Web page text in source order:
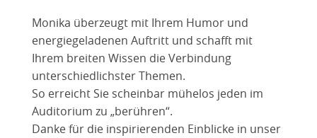
Monika überzeugt mit Ihrem Humor und
energiegeladenen Auftritt und schafft mit
Ihrem breiten Wissen die Verbindung
unterschiedlichster Themen.
So erreicht Sie scheinbar mühelos jeden im
Auditorium zu „berühren“.
Danke für die inspirierenden Einblicke in unser